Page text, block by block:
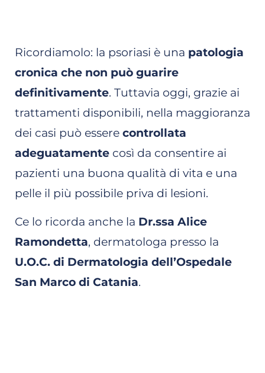
Ricordiamolo: la psoriasi è una patologia
cronica che non può guarire
definitivamente. Tuttavia oggi, grazie ai
trattamenti disponibili, nella maggioranza
dei casi può essere controllata
adeguatamente così da consentire ai
pazienti una buona qualità di vita e una
pelle il più possibile priva di lesioni.
Ce lo ricorda anche la Dr.ssa Alice
Ramondetta, dermatologa presso la
U.O.C. di Dermatologia dell’Ospedale
San Marco di Catania.